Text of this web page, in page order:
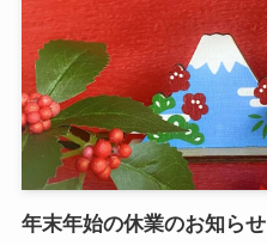
年末年始の休業のお知らせ